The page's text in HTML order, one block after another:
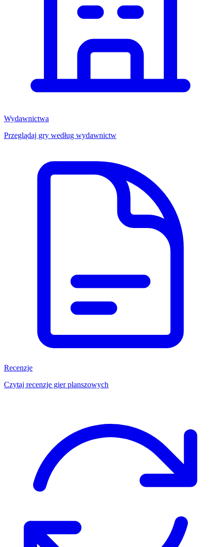
Wydawnictwa
Przeglądaj gry według wydawnictw
Recenzje
Czytaj recenzje gier planszowych